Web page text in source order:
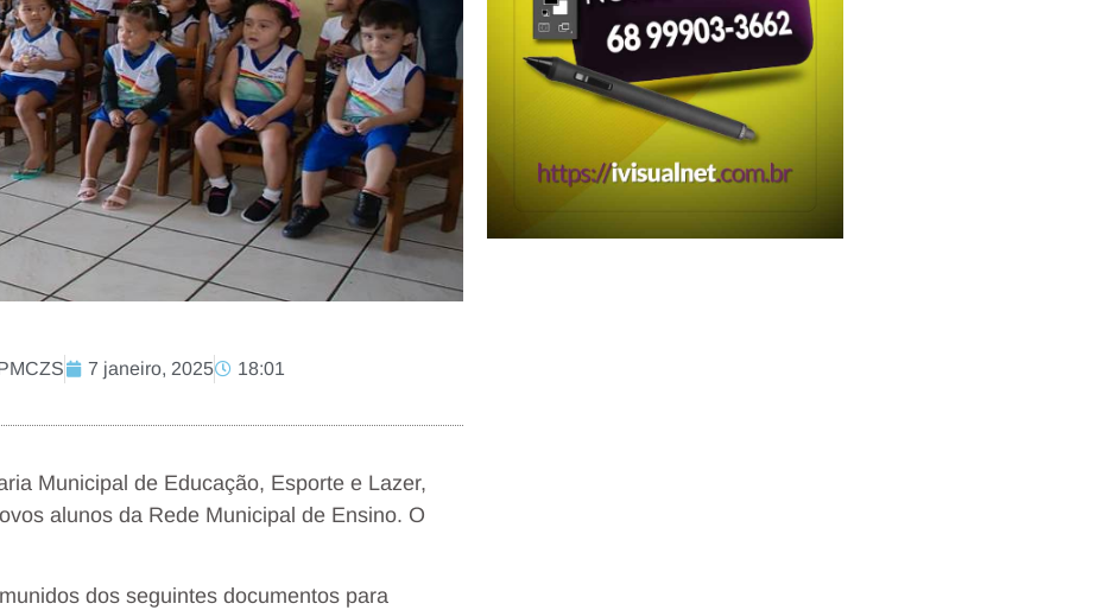
7 janeiro, 2025 18:01
Municipal de Educação, Esporte e Lazer,
alunos da Rede Municipal de Ensino. O
dos seguintes documentos para